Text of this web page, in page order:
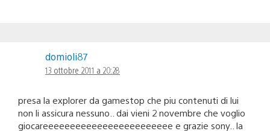
domioli87
13 ottobre 2011 a 20:28
presa la explorer da gamestop che piu contenuti di lui
non li assicura nessuno.. dai vieni 2 novembre che voglio
giocareeeeeeeeeeeeeeeeeeeeeeee e grazie sony.. la